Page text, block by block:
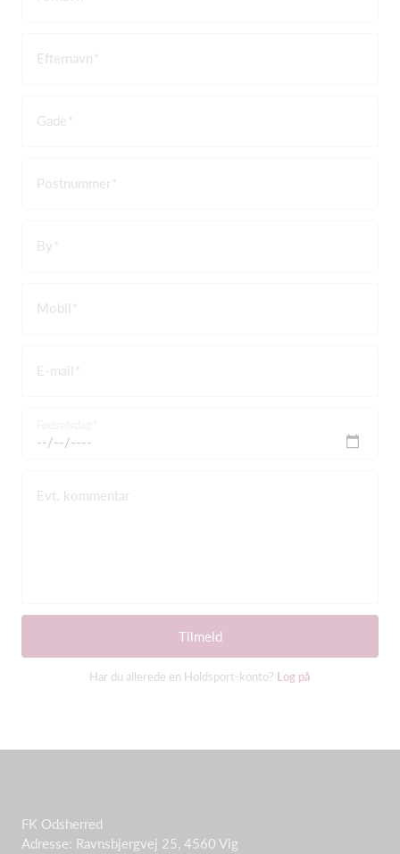
Efternavn
Gade
Postnummer
By
Mobil
E-mail
Evt. kommentar
Tilmeld
Har du allerede en Holdsport-konto? Log på
FK Odsherred
Adresse: Ravnsbjergvej 25, 4560 Vig